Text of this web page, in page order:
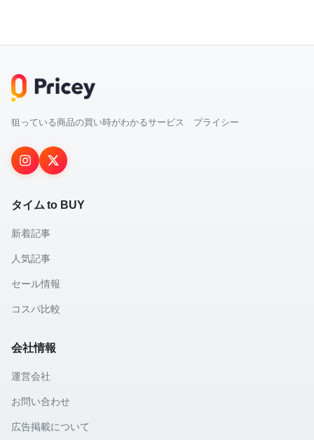
狙っている商品の買い時がわかるサービス プライシー
タイム to BUY
新着記事
人気記事
セール情報
コスパ比較
会社情報
運営会社
お問い合わせ
広告掲載について